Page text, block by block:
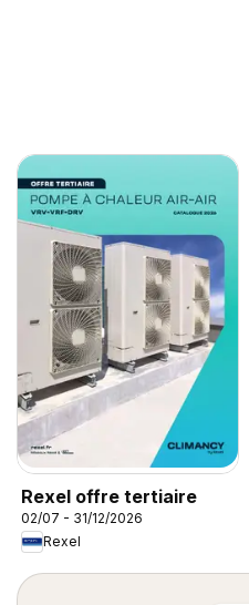
Rexel offre tertiaire
02/07 - 31/12/2026
Rexel